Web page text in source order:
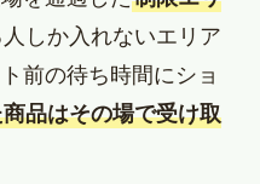
しか入れないエリア
前の待ち時間にショ
品はその場で受け取